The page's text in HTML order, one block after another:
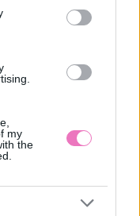
my
the
izzadságfoltok a
pólón? A filléres